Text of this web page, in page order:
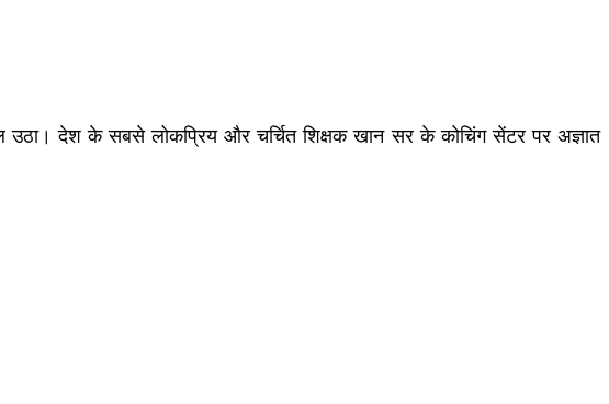
उठा। देश के सबसे लोकप्रिय और चर्चित शिक्षक खान सर के कोचिंग सेंटर पर अज्ञात